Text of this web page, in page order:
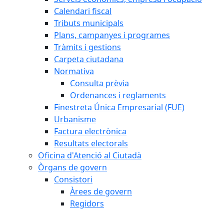
Calendari fiscal
Tributs municipals
Plans, campanyes i programes
Tràmits i gestions
Carpeta ciutadana
Normativa
Consulta prèvia
Ordenances i reglaments
Finestreta Única Empresarial (FUE)
Urbanisme
Factura electrònica
Resultats electorals
Oficina d'Atenció al Ciutadà
Òrgans de govern
Consistori
Àrees de govern
Regidors